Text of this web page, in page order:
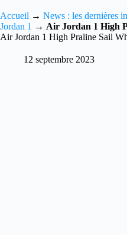
Accueil → News : les dernières
Jordan 1 → Air Jordan 1 High
Air Jordan 1 High Praline Sail
12 septembre 2023